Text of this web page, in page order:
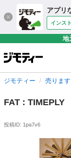
アプリ
インス
地
ジモティー 売りま
FAT : TIMEPLY
投稿ID: 1pa7v6